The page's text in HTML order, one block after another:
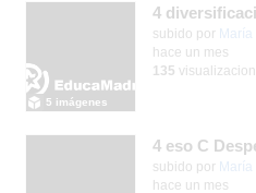
Contenido
subido por María
5 imágenes
hace un mes
135
4 eso C
Contenido
subido por María
hace un mes